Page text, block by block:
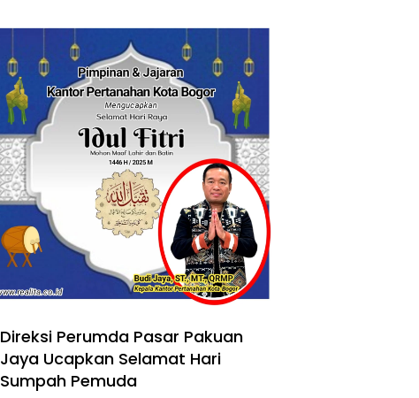
Direksi Perumda Pasar Pakuan
Jaya Ucapkan Selamat Hari
Sumpah Pemuda